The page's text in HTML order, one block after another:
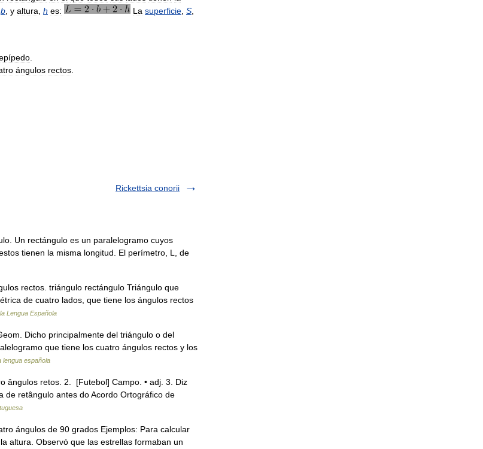
b y altura h es: La superficie S
ángulos rectos
Rickettsia conorii
Un rectángulo es un paralelogramo cuyos
tienen la misma longitud. El perímetro, L, de
rectos. triángulo rectángulo Triángulo que
de cuatro lados, que tiene los ángulos rectos
Lengua Española
Dicho principalmente del triángulo o del
que tiene los cuatro ángulos rectos y los
lengua española
retos. 2. [Futebol] Campo. • adj. 3. Diz
retângulo antes do Acordo Ortográfico de
ángulos de 90 grados Ejemplos: Para calcular
altura. Observó que las estrellas formaban un